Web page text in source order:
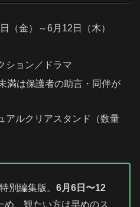
（金）～6月12日（木）
ション／ドラマ
満は保護者の助言・同伴が
アルクリアスタンド（数量
別編集版。 6月6日〜12
め、観たい方は早めのス